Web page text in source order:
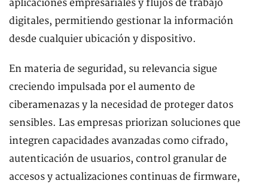
aplicaciones empresariales y flujos de trabajo
digitales, permitiendo gestionar la información
desde cualquier ubicación y dispositivo.
En materia de seguridad, su relevancia sigue
creciendo impulsada por el aumento de
ciberamenazas y la necesidad de proteger datos
sensibles. Las empresas priorizan soluciones que
integren capacidades avanzadas como cifrado,
autenticación de usuarios, control granular de
accesos y actualizaciones continuas de firmware,